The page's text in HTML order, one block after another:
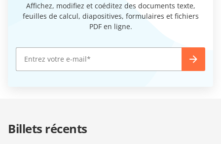
Affichez, modifiez et coéditez des documents texte,
feuilles de calcul, diapositives, formulaires et fichiers
PDF en ligne.
Billets récents